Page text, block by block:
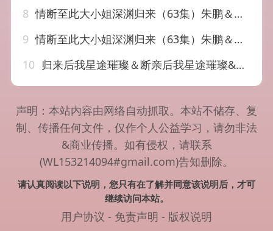
8 情断至此大小姐深渊归来（63集）朱鹏＆唐齐遥
9 情断至此大小姐深渊归来（63集）朱鹏＆唐齐遥
10 归来后我星途璀璨＆断亲后我星途璀璨&梦想绽放星途闪耀（72集）林昱希＆彭瑶
声明：本站内容由网络自动抓取。本站不储存、复
制、传播任何文件，仅作个人公益学习，请勿非法
&商业传播。如有侵权，请联系
(WL153214094#gmail.com)告知删除。
请认真阅读以下说明，您只有在了解并同意该说明后，才可
继续访问本站。
用户协议 - 免责声明 - 版权说明